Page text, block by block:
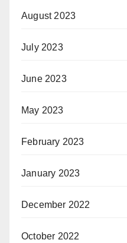
August 2023
July 2023
June 2023
May 2023
February 2023
January 2023
December 2022
October 2022